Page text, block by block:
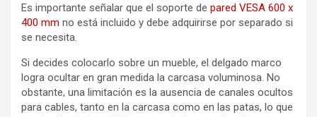
Es importante señalar que el soporte de pared VESA 600 x
400 mm no está incluido y debe adquirirse por separado si
se necesita.
Si decides colocarlo sobre un mueble, el delgado marco
logra ocultar en gran medida la carcasa voluminosa. No
obstante, una limitación es la ausencia de canales ocultos
para cables, tanto en la carcasa como en las patas, lo que